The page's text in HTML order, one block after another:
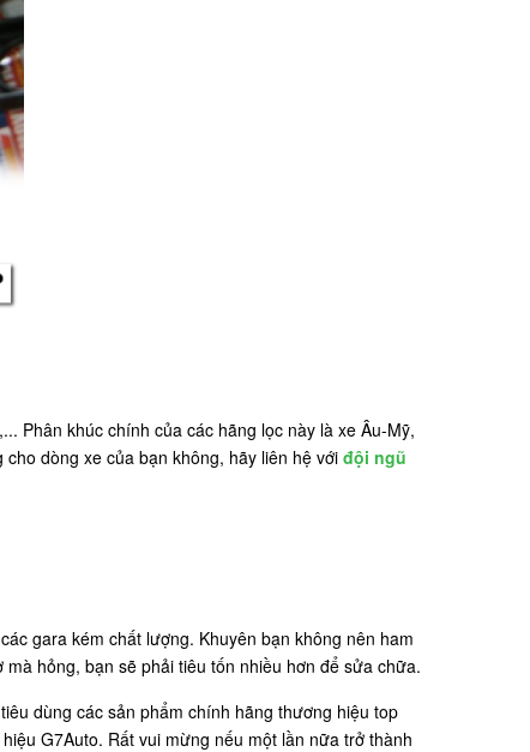
Phân khúc chính của các hãng lọc này là xe Âu-Mỹ,
dòng xe của bạn không, hãy liên hệ với đội ngũ
gara kém chất lượng. Khuyên bạn không nên ham
hỏng, bạn sẽ phải tiêu tốn nhiều hơn để sửa chữa.
dùng các sản phẩm chính hãng thương hiệu top
G7Auto. Rất vui mừng nếu một lần nữa trở thành